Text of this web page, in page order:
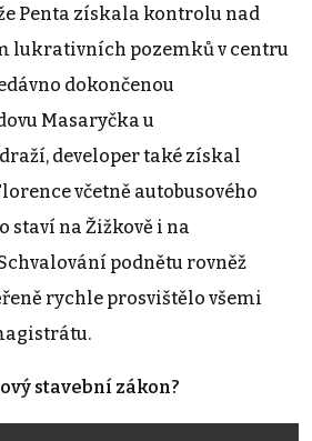
Penta získala kontrolu nad
lukrativních pozemků v centru
dokončenou
Masaryčka u
developer také získal
včetně autobusového
staví na Žižkově i na
podnětu rovněž
rychle prosvištělo všemi
stavební zákon?